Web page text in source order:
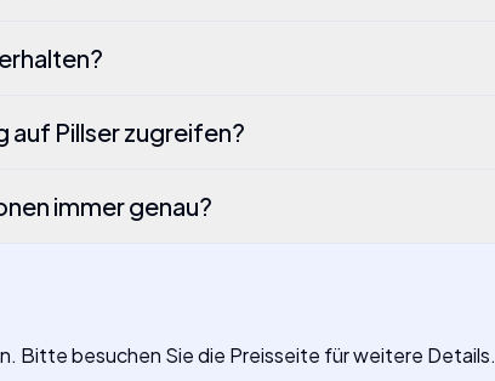
auf Pillser zugreifen?
immer genau?
Bitte besuchen Sie die Preisseite für weitere Details.